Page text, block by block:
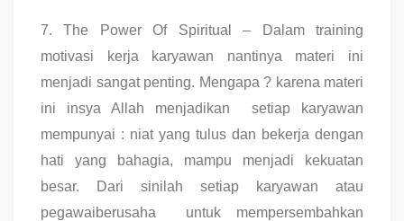
7.
The Power Of Spiritual – Dalam training
motivasi kerja karyawan nantinya materi ini
menjadi sangat penting. Mengapa ? karena materi
ini insya Allah menjadikan setiap karyawan
mempunyai : niat yang tulus dan bekerja dengan
hati yang bahagia, mampu menjadi kekuatan
besar. Dari sinilah setiap karyawan atau
pegawaiberusaha untuk mempersembahkan